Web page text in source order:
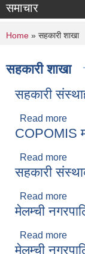
समाचार
You are
Home » सहकारी शाखा
सहकारी शाखा
सहकारी
Read more
COPOMIS
Read more
सहकारी
Read more
मेलम्ची
Read more
मेलम्ची